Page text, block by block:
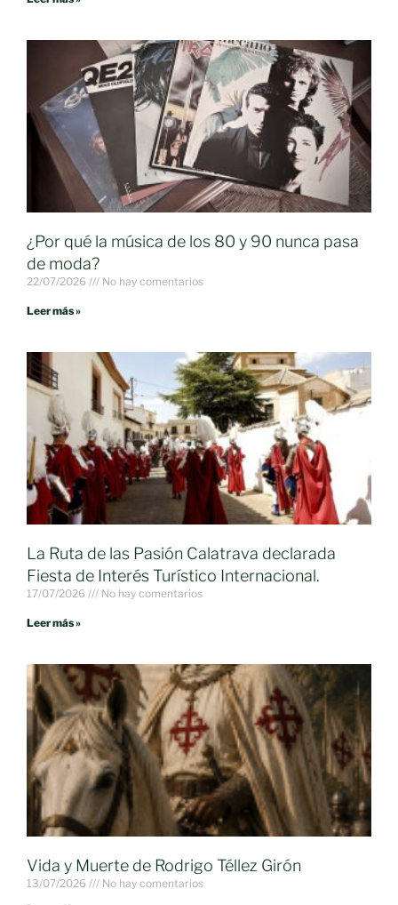
¿Por qué la música de los 80 y 90 nunca pasa
de moda?
22/07/2026 No hay comentarios
Leer más »
La Ruta de las Pasión Calatrava declarada
Fiesta de Interés Turístico Internacional.
17/07/2026 No hay comentarios
Leer más »
Vida y Muerte de Rodrigo Téllez Girón
13/07/2026 No hay comentarios